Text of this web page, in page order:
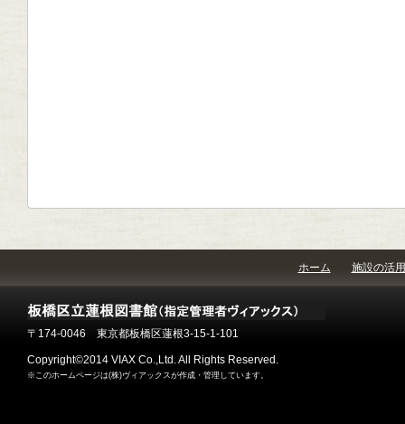
ホーム 施設の活用
〒174-0046 東京都板橋区蓮根3-15-1-101
Copyright©2014 VIAX Co.,Ltd. All Rights Reserved.
※このホームページは(株)ヴィアックスが作成・管理しています。